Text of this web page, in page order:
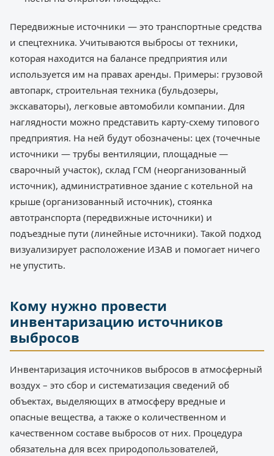
Передвижные источники — это транспортные средства
и спецтехника. Учитываются выбросы от техники,
которая находится на балансе предприятия или
используется им на правах аренды. Примеры: грузовой
автопарк, строительная техника (бульдозеры,
экскаваторы), легковые автомобили компании. Для
наглядности можно представить карту-схему типового
предприятия. На ней будут обозначены: цех (точечные
источники — трубы вентиляции, площадные —
сварочный участок), склад ГСМ (неорганизованный
источник), административное здание с котельной на
крыше (организованный источник), стоянка
автотранспорта (передвижные источники) и
подъездные пути (линейные источники). Такой подход
визуализирует расположение ИЗАВ и помогает ничего
не упустить.
Кому нужно провести
инвентаризацию источников
выбросов
Инвентаризация источников выбросов в атмосферный
воздух – это сбор и систематизация сведений об
объектах, выделяющих в атмосферу вредные и
опасные вещества, а также о количественном и
качественном составе выбросов от них. Процедура
обязательна для всех природопользователей,